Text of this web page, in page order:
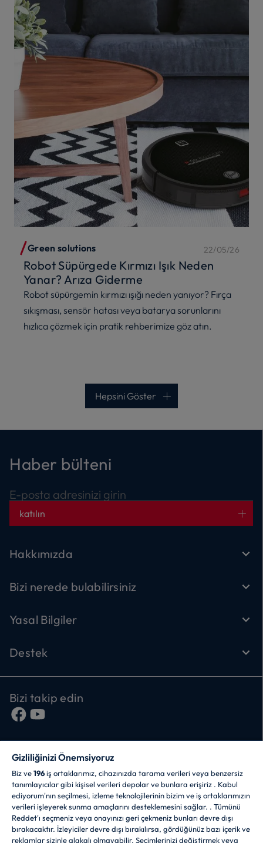
Green solutions 22/05/26
Robot Süpürgede Kırmızı Işık Neden
Yanar? Arıza Giderme
Robot süpürgemin kırmızı ışığı neden yanıyor? Fırça
sıkışması, sensör hatası veya batarya sorunlarını
hızlıca çözmek için pratik rehberimize göz atın.
Hepsini Göster
Haber bülteni
E-posta adresinizi girin
katılın
Hakkımızda
Bizi nerede bulabilirsiniz
Yasal Bilgiler
Destek
Bizi takip edin
CANDY HOOVER GROUP S.r.I. - Tek Hissedar -
MERKEZİ OFİS: Via Comolli, 57 - 20861 Brugherio (MB) -
İtalya - İDARİ OFİSLER: Via Privata Eden Fumagalli snc -
20861 Brugherio (MB) ve Via Trento n. 20/A-22 - 20871
Gizliliğinizi Önemsiyoruz
Biz ve196iş ortaklarımız, cihazınızda tarama verileri veya benzersiz
tanımlayıcılar gibi kişisel verileri depolar ve bunlara erişiriz . Kabul
ediyorum'nın seçilmesi, izleme teknolojilerinin bizim ve iş ortaklarımızın
verileri işleyerek sunma amaçlarını desteklemesini sağlar. . Tümünü
Reddet'ı seçmeniz veya onayınızı geri çekmeniz bunları devre dışı
bırakacaktır. İzleyiciler devre dışı bırakılırsa, gördüğünüz bazı içerik ve
reklamlar sizinle alakalı olmayabilir. Seçimlerinizi değiştirmek veya